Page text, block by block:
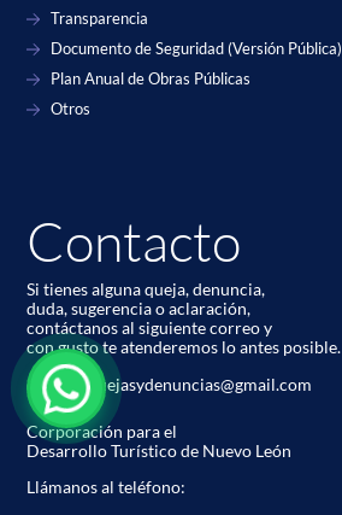
Transparencia
Documento de Seguridad (Versión Pública)
Plan Anual de Obras Públicas
Otros
Contacto
Si tienes alguna queja, denuncia,
duda, sugerencia o aclaración,
contáctanos al siguiente correo y
con gusto te atenderemos lo antes posible.
codetur.quejasydenuncias@gmail.com
Corporación para el
Desarrollo Turístico de Nuevo León
Llámanos al teléfono: